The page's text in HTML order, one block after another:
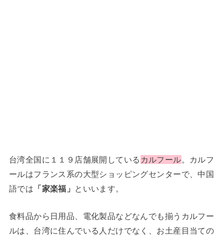
台湾全国に１１９店舗展開している カルフール。カルフ
ールはフランス系の大型ショッピングセンターで、中国
語では 「家楽福」 といいます。
食料品から日用品、電化製品などなんでも揃うカルフー
ルは、台湾に住んでいる人だけでなく、お土産目当ての